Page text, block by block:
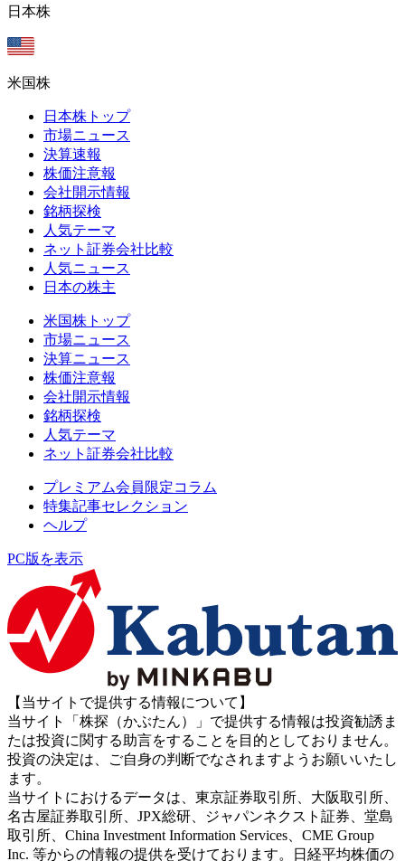
日本株
米国株
日本株トップ
市場ニュース
決算速報
株価注意報
会社開示情報
銘柄探検
人気テーマ
ネット証券会社比較
人気ニュース
日本の株主
米国株トップ
市場ニュース
決算ニュース
株価注意報
会社開示情報
銘柄探検
人気テーマ
ネット証券会社比較
プレミアム会員限定コラム
特集記事セレクション
ヘルプ
PC版を表示
【当サイトで提供する情報について】
当サイト「株探（かぶたん）」で提供する情報は投資勧誘ま
たは投資に関する助言をすることを目的としておりません。
投資の決定は、ご自身の判断でなされますようお願いいたし
ます。
当サイトにおけるデータは、東京証券取引所、大阪取引所、
名古屋証券取引所、JPX総研、ジャパンネクスト証券、堂島
取引所、China Investment Information Services、CME Group
Inc. 等からの情報の提供を受けております。日経平均株価の